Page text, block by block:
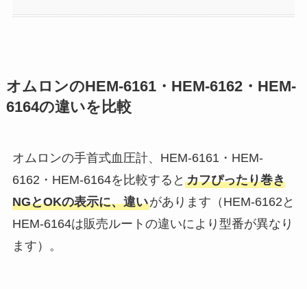
オムロンのHEM-6161・HEM-6162・HEM-
6164の違いを比較
オムロンの手首式血圧計、HEM-6161・HEM-
6162・HEM-6164を比較すると カフぴったり巻き
NGとOKの表示に、違いがあります（HEM-6162と
HEM-6164は販売ルートの違いにより型番が異なり
ます）。